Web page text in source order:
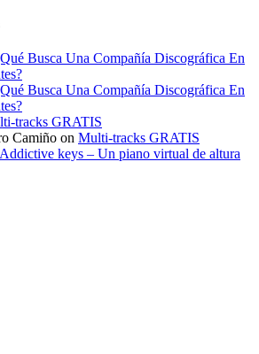
Busca Una Compañía Discográfica En
Busca Una Compañía Discográfica En
tracks GRATIS
Camiño on Multi-tracks GRATIS
Addictive keys – Un piano virtual de altura